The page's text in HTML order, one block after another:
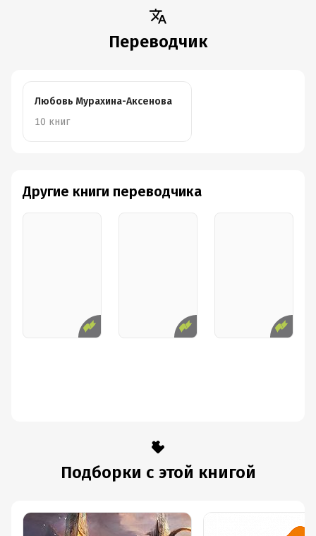
Переводчик
Любовь Мурахина-Аксенова
10 книг
Другие книги переводчика
Подборки с этой книгой